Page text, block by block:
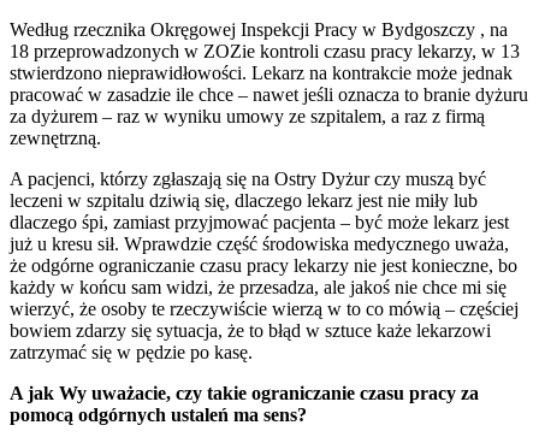
Według rzecznika Okręgowej Inspekcji Pracy w Bydgoszczy , na
18 przeprowadzonych w ZOZie kontroli czasu pracy lekarzy, w 13
stwierdzono nieprawidłowości. Lekarz na kontrakcie może jednak
pracować w zasadzie ile chce – nawet jeśli oznacza to branie dyżuru
za dyżurem – raz w wyniku umowy ze szpitalem, a raz z firmą
zewnętrzną.
A pacjenci, którzy zgłaszają się na Ostry Dyżur czy muszą być
leczeni w szpitalu dziwią się, dlaczego lekarz jest nie miły lub
dlaczego śpi, zamiast przyjmować pacjenta – być może lekarz jest
już u kresu sił. Wprawdzie część środowiska medycznego uważa,
że odgórne ograniczanie czasu pracy lekarzy nie jest konieczne, bo
każdy w końcu sam widzi, że przesadza, ale jakoś nie chce mi się
wierzyć, że osoby te rzeczywiście wierzą w to co mówią – częściej
bowiem zdarzy się sytuacja, że to błąd w sztuce każe lekarzowi
zatrzymać się w pędzie po kasę.
A jak Wy uważacie, czy takie ograniczanie czasu pracy za
pomocą odgórnych ustaleń ma sens?